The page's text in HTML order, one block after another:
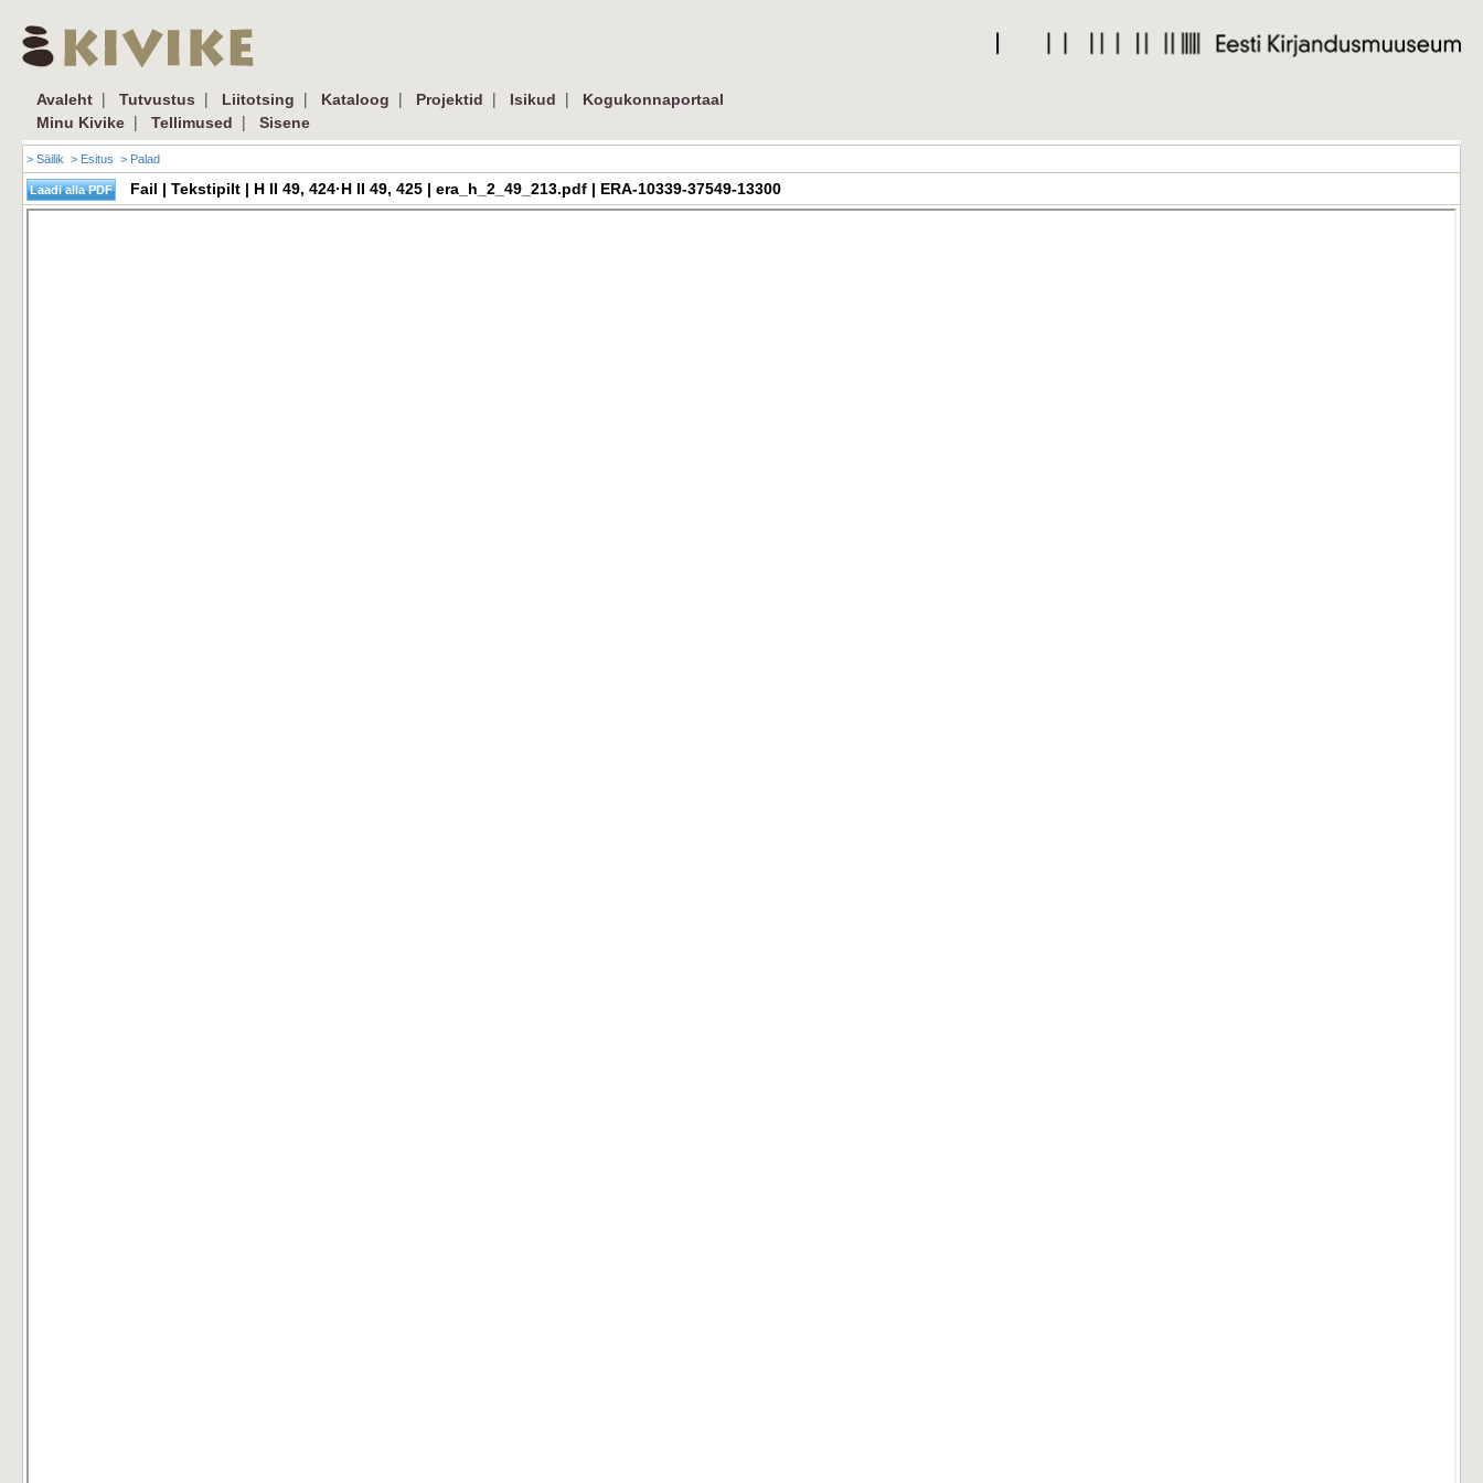
Avaleht | Tutvustus | Liitotsing | Kataloog | Projektid | Isikud |
Kogukonnaportaal
Minu Kivike | Tellimused | Sisene
> Säilik > Esitus > Palad
Fail | Tekstipilt | H II 49, 424·H II 49, 425 | era_h_2_49_213.pdf | ERA-10339-37549-13300